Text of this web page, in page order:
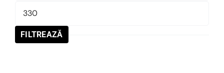
Preț
FILTREAZĂ